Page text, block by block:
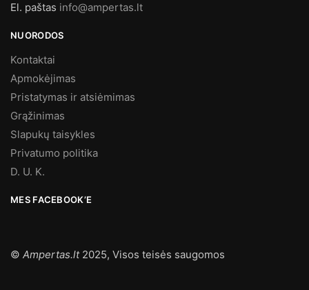
El. paštas info@ampertas.lt
NUORODOS
Kontaktai
Apmokėjimas
Pristatymas ir atsiėmimas
Grąžinimas
Slapukų taisykles
Privatumo politika
D. U. K.
MES FACEBOOK’E
© Ampertas.lt2025, Visos teisės saugomos